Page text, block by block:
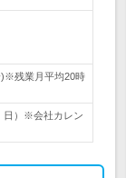
)※残業月平均20時
日）※会社カレン